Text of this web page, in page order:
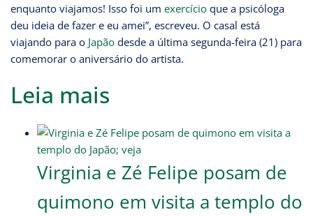
enquanto viajamos! Isso foi um exercício que a psicóloga
deu ideia de fazer e eu amei”, escreveu. O casal está
viajando para o Japão desde a última segunda-feira (21) para
comemorar o aniversário do artista.
Leia mais
Virginia e Zé Felipe posam de
quimono em visita a templo do